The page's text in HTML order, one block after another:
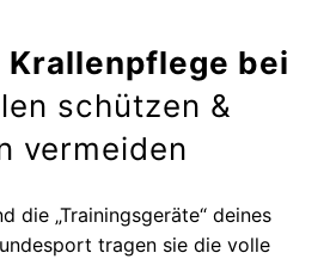
bei
schützen &
vermeiden
die „Trainingsgeräte“ deines
tragen sie die volle